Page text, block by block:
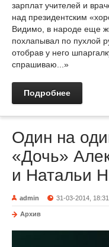
зарплат учителей и
над президентским
Видимо, в народе еще
похлапывал по пухлой
отобрав у него
спрашиваю...»
Подробнее
Один на
«Дочь»
и Натальи
admin 31-03-2014, 18:31
Архив